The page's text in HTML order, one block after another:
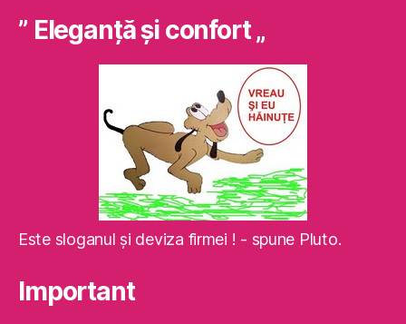
” Eleganţă şi confort „
Este sloganul şi deviza firmei ! - spune Pluto.
Important